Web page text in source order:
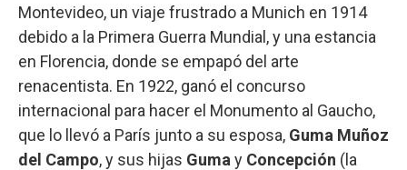
Montevideo, un viaje frustrado a Munich en 1914
debido a la Primera Guerra Mundial, y una estancia
en Florencia, donde se empapó del arte
renacentista. En 1922, ganó el concurso
internacional para hacer el Monumento al Gaucho,
que lo llevó a París junto a su esposa, Guma Muñoz
del Campo, y sus hijas Guma y Concepción (la